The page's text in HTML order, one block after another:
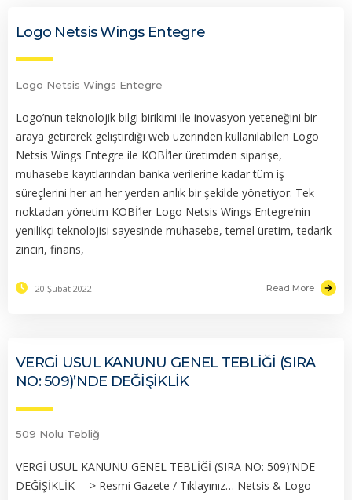
Logo Netsis Wings Entegre
Logo Netsis Wings Entegre
Logo’nun teknolojik bilgi birikimi ile inovasyon yeteneğini bir
araya getirerek geliştirdiği web üzerinden kullanılabilen Logo
Netsis Wings Entegre ile KOBİ’ler üretimden siparişe,
muhasebe kayıtlarından banka verilerine kadar tüm iş
süreçlerini her an her yerden anlık bir şekilde yönetiyor. Tek
noktadan yönetim KOBİ’ler Logo Netsis Wings Entegre’nin
yenilikçi teknolojisi sayesinde muhasebe, temel üretim, tedarik
zinciri, finans,
20 Şubat 2022 Read More
VERGİ USUL KANUNU GENEL TEBLİĞİ (SIRA
NO: 509)’NDE DEĞİŞİKLİK
509 Nolu Tebliğ
VERGİ USUL KANUNU GENEL TEBLİĞİ (SIRA NO: 509)’NDE
DEĞİŞİKLİK —> Resmi Gazete / Tıklayınız… Netsis & Logo